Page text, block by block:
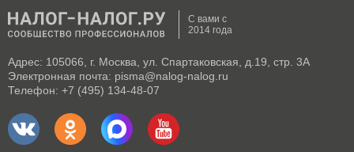
С вами с
2014 года
Адрес: 105066, г. Москва, ул. Спартаковская, д.19, стр. 3А
Электронная почта: pisma@nalog-nalog.ru
Телефон: +7 (495) 134-48-07